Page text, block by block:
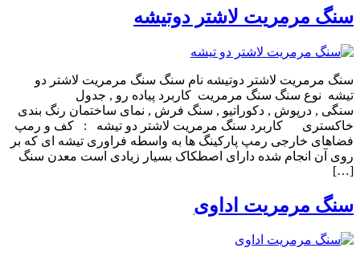
سنگ مرمریت لاشتر دوتیشه
سنگ مرمریت لاشتر دوتیشه نام سنگ سنگ مرمریت لاشتر دو
تیشه نوع سنگ سنگ مرمریت کاربرد پیاده رو , جدول
سنگی , درپوش , دکوراتیو , سنگ فرش , نمای ساختمان رنگ بندی
خاکستری کاربرد سنگ مرمریت لاشتر دو تیشه : کف و رمپ
فضاهای خارجی رمپ پارکینگ ها به واسطه فراوری تیشه ای که بر
روی آن انجام شده دارای اصطکاک بسیار زیادی است معدن سنگ
[…]
سنگ مرمریت اداوی